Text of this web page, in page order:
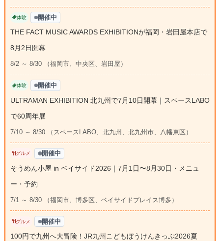
体験 開催中
THE FACT MUSIC AWARDS EXHIBITIONが福岡・岩田屋本店で
8月2日開幕
8/2 ～ 8/30 （福岡市、中央区、岩田屋）
体験 開催中
ULTRAMAN EXHIBITION 北九州で7月10日開幕｜スペースLABO
で60周年展
7/10 ～ 8/30 （スペースLABO、北九州、北九州市、八幡東区）
グルメ 開催中
そうめん小屋 in ベイサイド2026｜7月1日〜8月30日・メニュ
ー・予約
7/1 ～ 8/30 （福岡市、博多区、ベイサイドプレイス博多）
グルメ 開催中
100円で九州へ大冒険！JR九州こどもぼうけんきっぷ2026夏